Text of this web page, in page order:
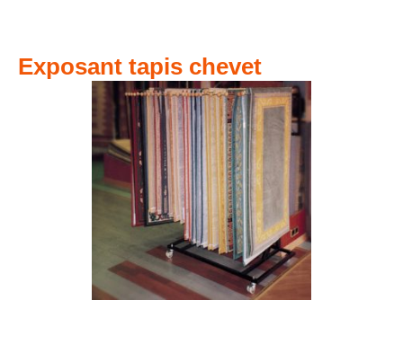
Exposant tapis chevet